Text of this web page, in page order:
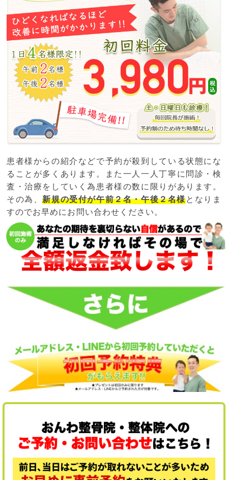
患者様からの紹介などで予約が殺到している状態にな
ることが多くあります。また一人一人丁寧に問診・検
査・治療をしていく為患者様の数に限りがあります。
その為、新規の受付が午前２名・午後２名様となりま
すのでお早めにお問い合わせください。